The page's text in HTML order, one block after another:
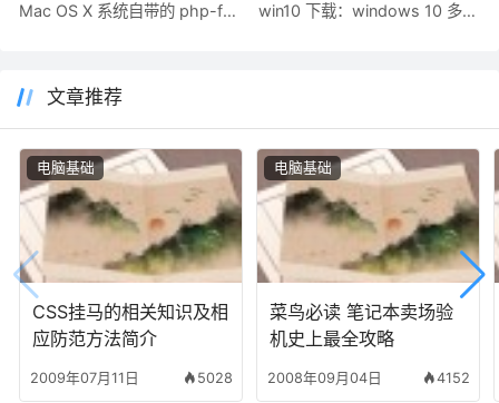
Mac OS X 系统自带的 php-fpm 配置和 nginx、mysql 的安装 win10 下载：windows 10 多版本迅雷BT下载地址与 u 盘安装方案参考
文章推荐
CSS挂马的相关知识及相
应防范方法简介
2009年07月11日 5028
电脑基础
菜鸟必读 笔记本卖场验
机史上最全攻略
2008年09月04日 4152
电脑基础